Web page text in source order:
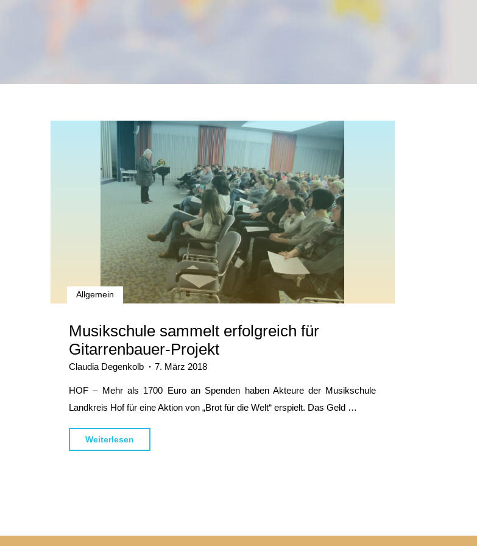
Allgemein
Musikschule sammelt erfolgreich für
Gitarrenbauer-Projekt
Claudia Degenkolb 7. März 2018
HOF – Mehr als 1700 Euro an Spenden haben Akteure der Musikschule
Landkreis Hof für eine Aktion von „Brot für die Welt“ erspielt. Das Geld …
Weiterlesen